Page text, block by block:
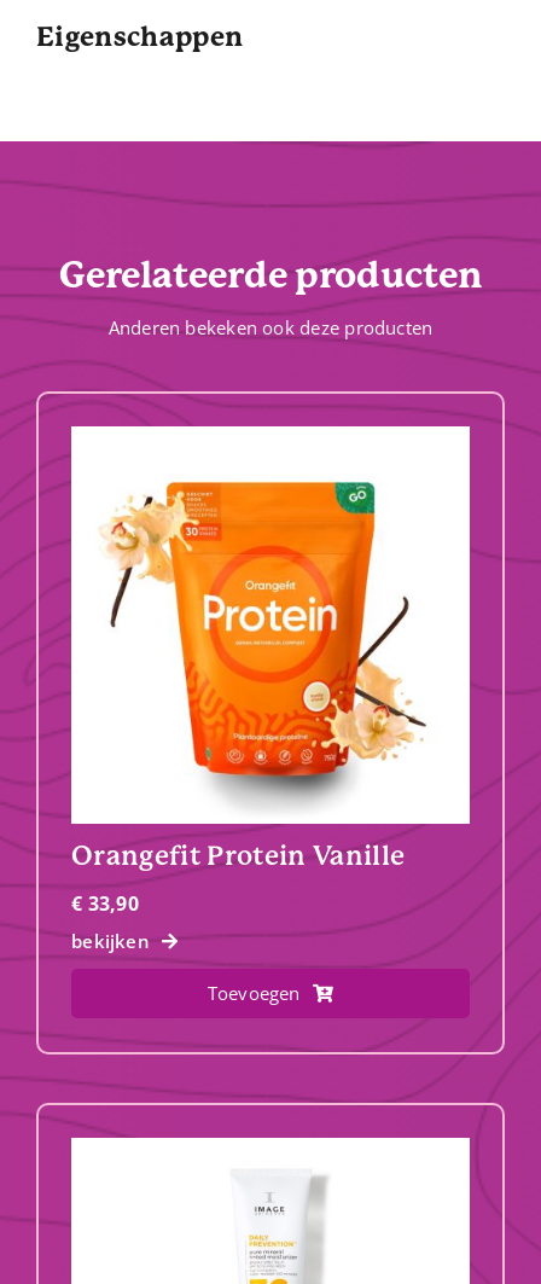
Eigenschappen
Gerelateerde producten
Anderen bekeken ook deze producten
Orangefit Protein Vanille
€ 33,90
bekijken
Toevoegen